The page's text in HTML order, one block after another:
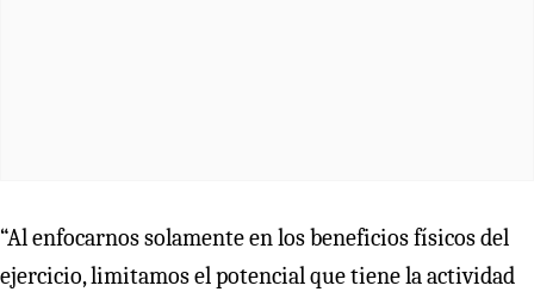
“Al enfocarnos solamente en los beneficios físicos del
ejercicio, limitamos el potencial que tiene la actividad